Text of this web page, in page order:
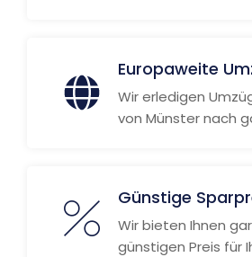
Europaweite
Wir erledigen
von Münster nach
Günstige
Wir bieten Ihnen
günstigen Preis für